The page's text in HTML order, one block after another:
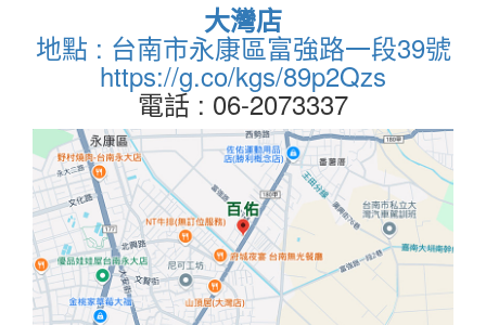
大灣店
地點 : 台南市永康區富強路一段39號
https://g.co/kgs/89p2Qzs
電話 : 06-2073337